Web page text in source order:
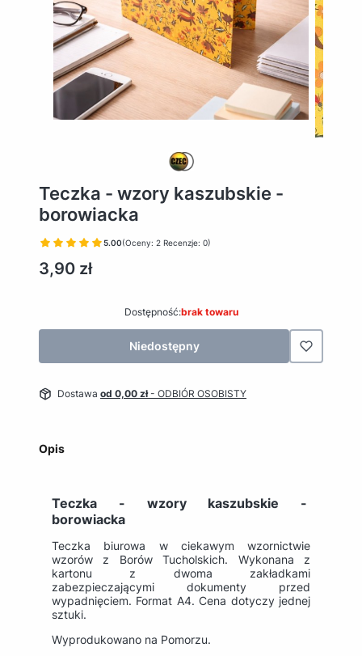
Teczka - wzory kaszubskie -
borowiacka
5.00(Oceny: 2 Recenzje: 0)
Cena
3,90 zł
Dostępność:brak towaru
Niedostępny
Dostawa od 0,00 zł- ODBIÓR OSOBISTY
Opis
Teczka - wzory kaszubskie -
borowiacka
Teczka biurowa w ciekawym wzornictwie
wzorów z Borów Tucholskich. Wykonana z
kartonu z dwoma zakładkami
zabezpieczającymi dokumenty przed
wypadnięciem. Format A4. Cena dotyczy jednej
sztuki.
Wyprodukowano na Pomorzu.